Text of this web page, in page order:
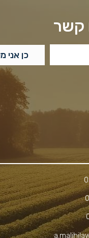
קשר
כן אני